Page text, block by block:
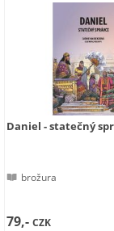
Daniel - statečný
brožura
79,-CZK